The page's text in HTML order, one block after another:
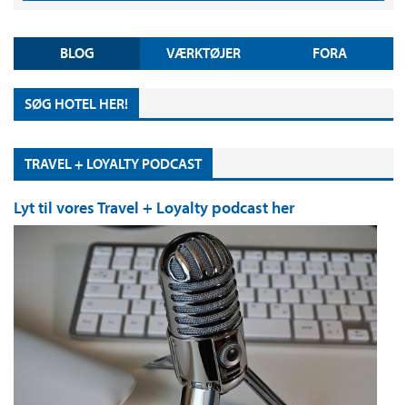
BLOG VÆRKTØJER FORA
SØG HOTEL HER!
TRAVEL + LOYALTY PODCAST
Lyt til vores Travel + Loyalty podcast her